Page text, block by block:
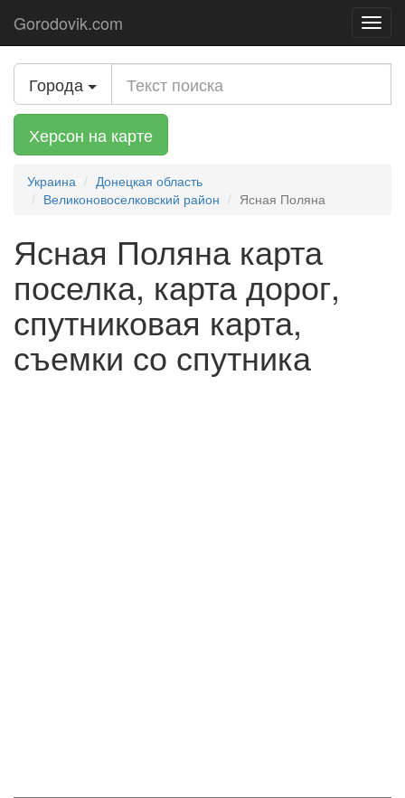
Gorodovik.com
Города
Херсон на карте
Украина
Донецкая область
Великоновоселковский район
Ясная Поляна
Ясная Поляна карта
поселка, карта дорог,
спутниковая карта,
съемки со спутника